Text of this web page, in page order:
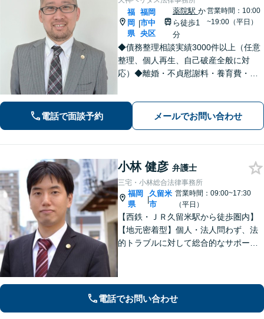
福
岡
県
|
福岡
市中
央区
薬院駅 か
ら徒歩1
分
営業時間：10:00
~19:00（平日）
◆債務整理相談実績3000件以上（任意
整理、個人再生、自己破産全般に対
応）◆離婚・不貞慰謝料・養育費・親
刑事弁護（性犯罪、示談による不起
訴、逮捕・実名報道回避等）◆犯罪被
電話で面談予約 メールでお問い合わせ
小林 健彦 弁護士
三宅・小林総合法律事務所
福岡
県
|
久留米
市
営業時間：09:00~17:30
（平日）
【西鉄・ＪＲ久留米駅から徒歩圏内】
【地元密着型】個人・法人問わず、法
的トラブルに対して総合的なサポート
電話でお問い合わせ